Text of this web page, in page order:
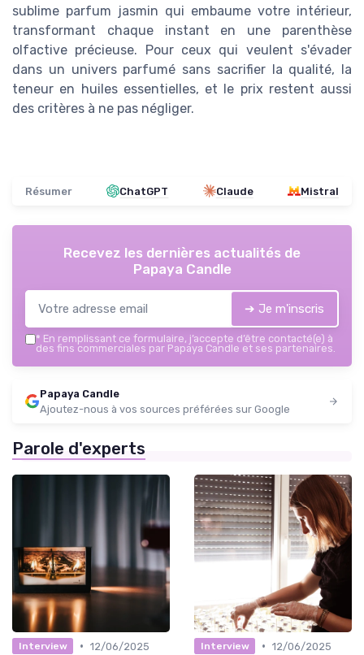
sublime parfum jasmin qui embaume votre intérieur,
transformant chaque instant en une parenthèse
olfactive précieuse. Pour ceux qui veulent s'évader
dans un univers parfumé sans sacrifier la qualité, la
teneur en huiles essentielles, et le prix restent aussi
des critères à ne pas négliger.
Résumer ChatGPT Claude Mistral
Recevez les dernières actualités de
Papaya Candle
➔ Je m'inscris
* En remplissant ce formulaire, j’accepte d’être contacté(e) à
des fins commerciales par Papaya Candle et ses partenaires.
Papaya Candle
Ajoutez-nous à vos sources préférées sur Google
Parole d'experts
Interview • 12/06/2025
Interview • 12/06/2025